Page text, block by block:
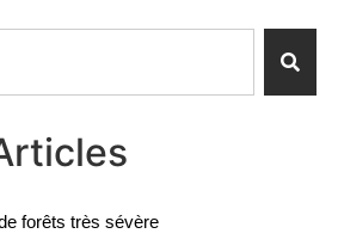
forêts très sévère